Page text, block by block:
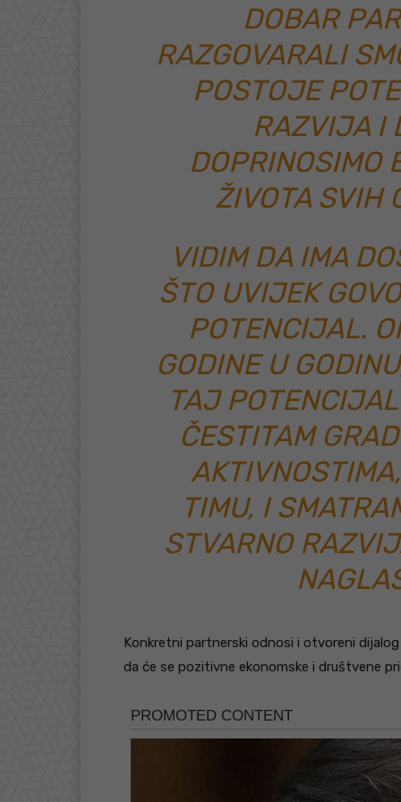
DOBAR
RAZGOVARALI
POSTOJE
RAZVIJA I
DOPRINOSIMO
ŽIVOTA SVIH
VIDIM DA IMA
ŠTO UVIJEK
POTENCIJAL.
GODINE U
TAJ
ČESTITAM
TIMU, I
STVARNO
Konkretni partnerski odnosi i otvoreni
da će se pozitivne ekonomske i društvene